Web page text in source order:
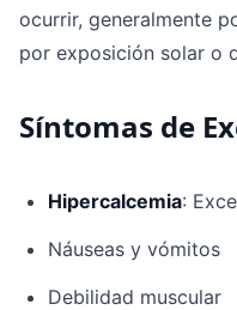
ocurrir, generalmente
por exposición solar o
Síntomas de
Hipercalcemia:
Náuseas y vómitos
Debilidad muscular